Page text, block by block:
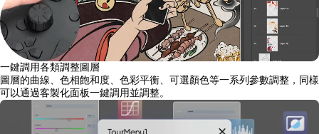
一鍵調用各類調整圖層
圖層的曲線、色相飽和度、色彩平衡、可選顏色等一系列參數調整，同樣
可以通過客製化面板一鍵調用並調整。